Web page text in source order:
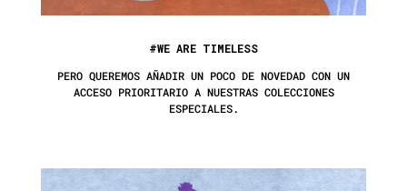
#WE ARE TIMELESS
PERO QUEREMOS AÑADIR UN POCO DE NOVEDAD CON UN
ACCESO PRIORITARIO A NUESTRAS COLECCIONES
ESPECIALES.